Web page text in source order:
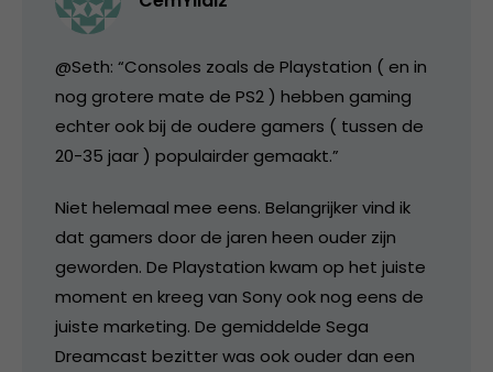
@Seth: “Consoles zoals de Playstation ( en in
nog grotere mate de PS2 ) hebben gaming
echter ook bij de oudere gamers ( tussen de
20-35 jaar ) populairder gemaakt.”
Niet helemaal mee eens. Belangrijker vind ik
dat gamers door de jaren heen ouder zijn
geworden. De Playstation kwam op het juiste
moment en kreeg van Sony ook nog eens de
juiste marketing. De gemiddelde Sega
Dreamcast bezitter was ook ouder dan een